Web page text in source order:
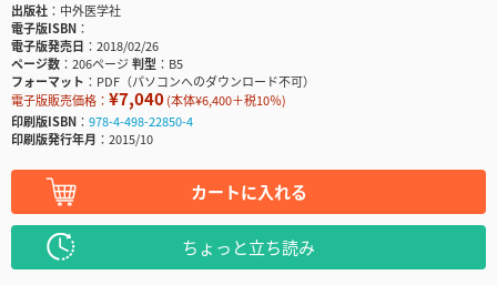
出版社
中外医学社
電子版ISBN
電子版発売日
2018/02/26
ページ数
206ページ判型
B5
フォーマット
PDF（パソコンへのダウンロード不可）
電子版販売価格： ¥7,040(本体¥6,400＋税10％)
印刷版ISBN
978-4-498-22850-4
印刷版発行年月
2015/10
カートに入れる
ちょっと立ち読み